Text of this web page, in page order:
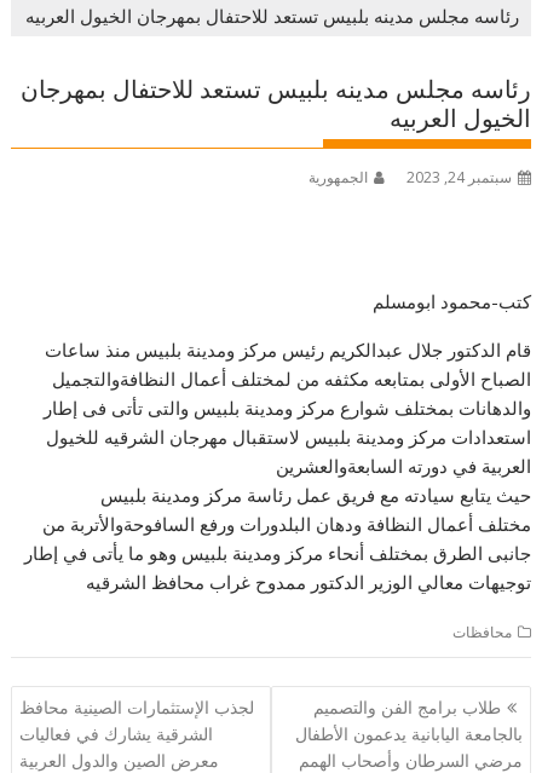
رئاسه مجلس مدينه بلبيس تستعد للاحتفال بمهرجان الخيول العربيه
رئاسه مجلس مدينه بلبيس تستعد للاحتفال بمهرجان
الخيول العربيه
سبتمبر 24, 2023 الجمهورية
كتب-محمود ابومسلم
قام الدكتور جلال عبدالكريم رئيس مركز ومدينة بلبيس منذ ساعات
الصباح الأولى بمتابعه مكثفه من لمختلف أعمال النظافةوالتجميل
والدهانات بمختلف شوارع مركز ومدينة بلبيس والتى تأتى فى إطار
استعدادات مركز ومدينة بلبيس لاستقبال مهرجان الشرقيه للخيول
العربية في دورته السابعةوالعشرين
حيث يتابع سيادته مع فريق عمل رئاسة مركز ومدينة بلبيس
مختلف أعمال النظافة ودهان البلدورات ورفع السافوحةوالأتربة من
جانبى الطرق بمختلف أنحاء مركز ومدينة بلبيس وهو ما يأتى في إطار
توجيهات معالي الوزير الدكتور ممدوح غراب محافظ الشرقيه
محافظات
تصفّح
المقالات
طلاب برامج الفن والتصميم
بالجامعة اليابانية يدعمون الأطفال
مرضي السرطان وأصحاب الهمم
لجذب الإستثمارات الصينية محافظ
الشرقية يشارك في فعاليات
معرض الصين والدول العربية